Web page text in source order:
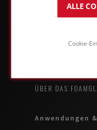
ALLE
Cookie-
ÜBER DAS
Anwendungen